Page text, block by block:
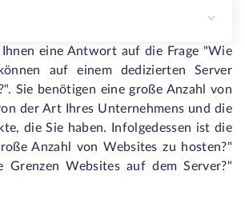
eine Antwort auf die Frage "Wie
auf einem dedizierten Server
Sie benötigen eine große Anzahl von
der Art Ihres Unternehmens und die
die Sie haben. Infolgedessen ist die
Anzahl von Websites zu hosten?"
Websites auf dem Server?"